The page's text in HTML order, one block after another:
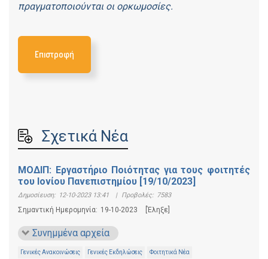
πραγματοποιούνται οι ορκωμοσίες.
Επιστροφή
Σχετικά Νέα
ΜΟΔΙΠ: Εργαστήριο Ποιότητας για τους φοιτητές
του Ιονίου Πανεπιστημίου [19/10/2023]
Δημοσίευση: 12-10-2023 13:41 | Προβολές: 7583
Σημαντική Ημερομηνία: 19-10-2023 [Έληξε]
Συνημμένα αρχεία
Γενικές Ανακοινώσεις Γενικές Εκδηλώσεις Φοιτητικά Νέα